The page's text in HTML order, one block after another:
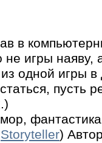
в
не игры
одной игры
пусть
Storyteller)